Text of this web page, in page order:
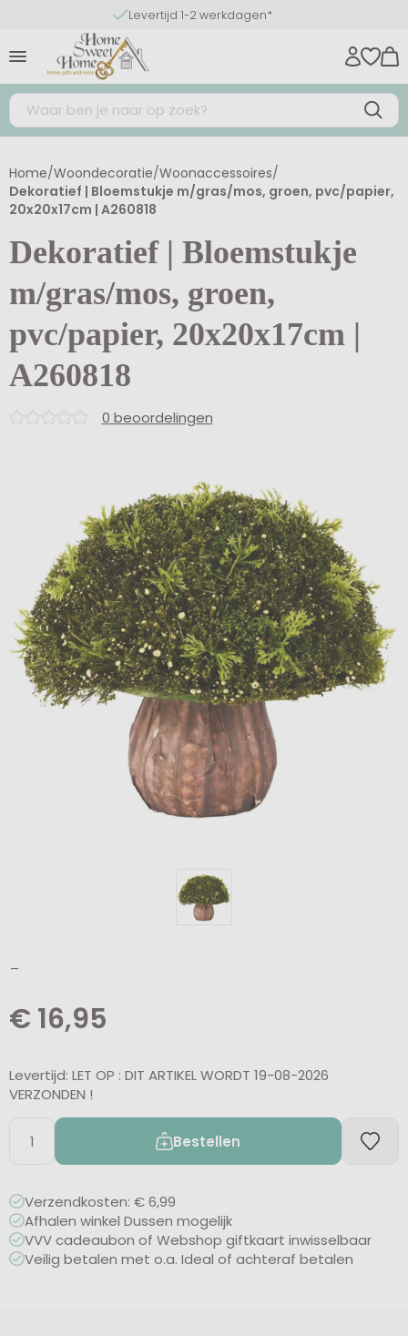
Levertijd 1-2 werkdagen*
Home/Woondecoratie/Woonaccessoires/
Dekoratief | Bloemstukje m/gras/mos, groen, pvc/papier,
20x20x17cm | A260818
Dekoratief | Bloemstukje
m/gras/mos, groen,
pvc/papier, 20x20x17cm |
A260818
0 beoordelingen
€16,95
Levertijd: LET OP : DIT ARTIKEL WORDT 19-08-2026
VERZONDEN !
Bestellen
Verzendkosten: € 6,99
Afhalen winkel Dussen mogelijk
VVV cadeaubon of Webshop giftkaart inwisselbaar
Veilig betalen met o.a. Ideal of achteraf betalen